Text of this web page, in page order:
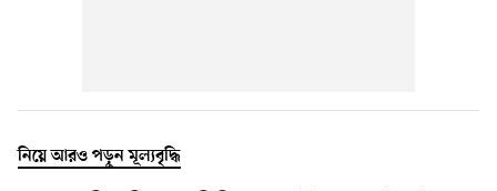
নিয়ে আরও পড়ুন মূল্যবৃদ্ধি